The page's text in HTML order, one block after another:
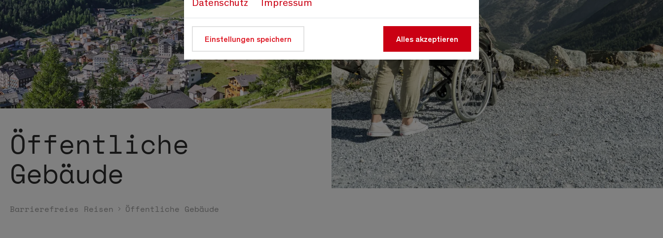
Öffentliche
Gebäude
Barrierefreies Reisen Öffentliche Gebäude
Einstellungen speichern Alles akzeptieren